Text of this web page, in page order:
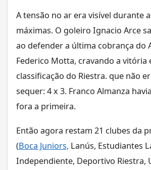
A tensão no ar era visível durante
máximas. O goleiro Ignacio Arce
ao defender a última cobrança do
Federico Motta, cravando a vitória
classificação do Riestra. que não
sequer: 4 x 3. Franco Almanza
fora a primeira.
Então agora restam 21 clubes da
(Boca Juniors, Lanús, Estudiantes
Independiente, Deportivo Riestra,